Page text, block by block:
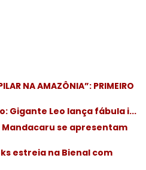
NA AMAZÔNIA”: PRIMEIRO
Gigante Leo lança fábula i...
se apresentam
estreia na Bienal com